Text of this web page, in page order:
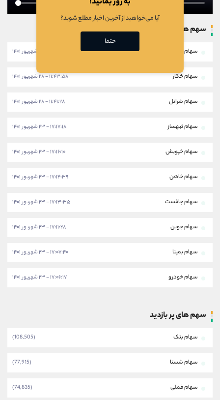
سهم های بروزرسانی شده
سهام خبهمن
سهام خکار ۱۱:۴۳:۵۸ - ۲۸ شهریور ۱۴۰۱
سهام شرانل ۱۱:۴۱:۲۸ - ۲۸ شهریور ۱۴۰۱
سهام ثبهساز ۱۷:۱۷:۱۸ - ۲۳ شهریور ۱۴۰۱
سهام خپویش ۱۷:۱۶:۱۰ - ۲۳ شهریور ۱۴۰۱
سهام خاهن ۱۷:۱۴:۳۹ - ۲۳ شهریور ۱۴۰۱
سهام چافست ۱۷:۱۳:۳۵ - ۲۳ شهریور ۱۴۰۱
سهام جوین ۱۷:۱۱:۲۸ - ۲۳ شهریور ۱۴۰۱
سهام بمپنا ۱۷:۰۷:۴۰ - ۲۳ شهریور ۱۴۰۱
سهام خودرو ۱۷:۰۶:۱۷ - ۲۳ شهریور ۱۴۰۱
سهم های پر بازدید
سهام بتک (108,505)
سهام شستا (77,915)
سهام فملی (74,835)
آیا می‌خواهید از آخرین اخبار مطلع شوید؟
حتما